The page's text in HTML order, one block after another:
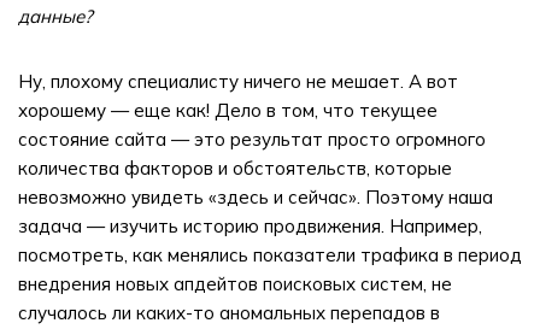
данные?
Ну, плохому специалисту ничего не мешает. А вот
хорошему — еще как! Дело в том, что текущее
состояние сайта — это результат просто огромного
количества факторов и обстоятельств, которые
невозможно увидеть «здесь и сейчас». Поэтому наша
задача — изучить историю продвижения. Например,
посмотреть, как менялись показатели трафика в период
внедрения новых апдейтов поисковых систем, не
случалось ли каких-то аномальных перепадов в